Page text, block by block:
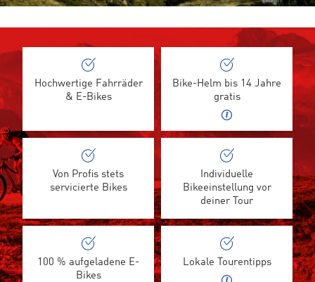
Hochwertige Fahrräder
& E-Bikes
Bike-Helm bis 14 Jahre
gratis
Von Profis stets
servicierte Bikes
Individuelle
Bikeeinstellung vor
deiner Tour
100 % aufgeladene E-
Bikes
Lokale Tourentipps